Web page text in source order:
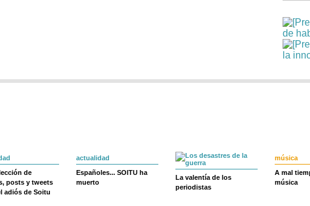
de
posts y tweets
adiós de Soitu
actualidad
Españoles... SOITU ha
muerto
La valentía de los
periodistas
música
A mal
música